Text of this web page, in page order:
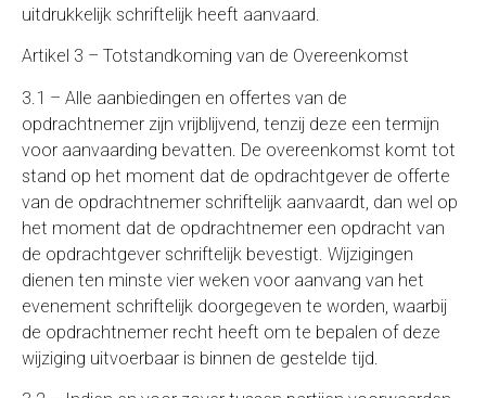
uitdrukkelijk schriftelijk heeft aanvaard.
Artikel 3 – Totstandkoming van de Overeenkomst
3.1 – Alle aanbiedingen en offertes van de
opdrachtnemer zijn vrijblijvend, tenzij deze een termijn
voor aanvaarding bevatten. De overeenkomst komt tot
stand op het moment dat de opdrachtgever de offerte
van de opdrachtnemer schriftelijk aanvaardt, dan wel op
het moment dat de opdrachtnemer een opdracht van
de opdrachtgever schriftelijk bevestigt. Wijzigingen
dienen ten minste vier weken voor aanvang van het
evenement schriftelijk doorgegeven te worden, waarbij
de opdrachtnemer recht heeft om te bepalen of deze
wijziging uitvoerbaar is binnen de gestelde tijd.